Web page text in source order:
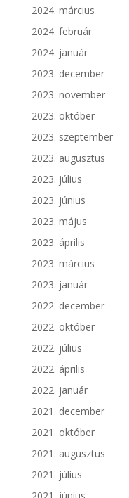
2024. március
2024. február
2024. január
2023. december
2023. november
2023. október
2023. szeptember
2023. augusztus
2023. július
2023. június
2023. május
2023. április
2023. március
2023. január
2022. december
2022. október
2022. július
2022. április
2022. január
2021. december
2021. október
2021. augusztus
2021. július